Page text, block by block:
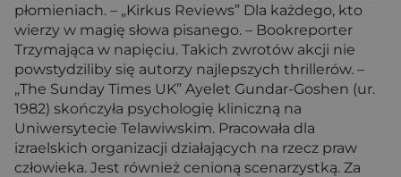
płomieniach. – „Kirkus Reviews” Dla każdego, kto
wierzy w magię słowa pisanego. – Bookreporter
Trzymająca w napięciu. Takich zwrotów akcji nie
powstydziliby się autorzy najlepszych thrillerów. –
„The Sunday Times UK” Ayelet Gundar-Goshen (ur.
1982) skończyła psychologię kliniczną na
Uniwersytecie Telawiwskim. Pracowała dla
izraelskich organizacji działających na rzecz praw
człowieka. Jest również cenioną scenarzystką. Za